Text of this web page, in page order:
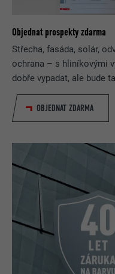
Objednat prospekty zdarma
Střecha, fasáda, solár,
ochrana – s hliníkovými
dobře vypadat, ale bude
OBJEDNAT ZDARMA